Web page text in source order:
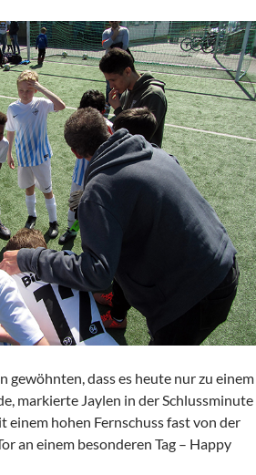
gewöhnten, dass es heute nur zu einem
markierte Jaylen in der Schlussminute
einem hohen Fernschuss fast von der
an einem besonderen Tag – Happy